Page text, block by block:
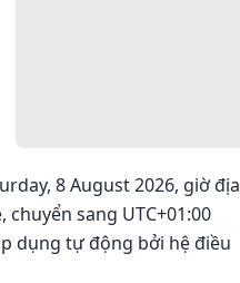
8 August 2026, giờ địa
sang UTC+01:00
dụng tự động bởi hệ điều